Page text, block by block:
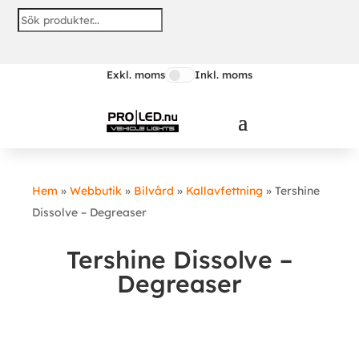
Exkl. moms Inkl. moms
Hem » Webbutik » Bilvård » Kallavfettning » Tershine
Dissolve – Degreaser
Tershine Dissolve –
Degreaser